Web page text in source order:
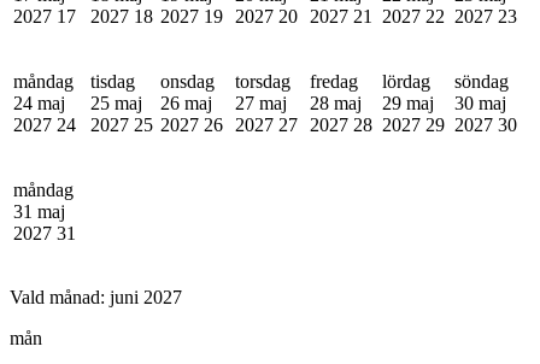
2027 17
2027 18 2027 19
2027 20
2027 21
2027 22 2027 23
måndag
24 maj
2027 24
tisdag
25 maj
2027 25
onsdag
26 maj
2027 26
torsdag
27 maj
2027 27
fredag
28 maj
2027 28
lördag
29 maj
2027 29
söndag
30 maj
2027 30
måndag
31 maj
2027 31
Vald månad: juni 2027
mån